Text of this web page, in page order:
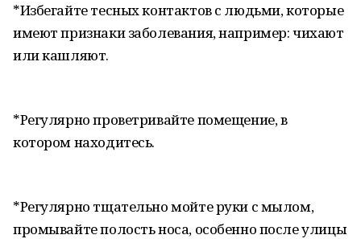
*Избегайте тесных контактов с людьми, которые
имеют признаки заболевания, например: чихают
или кашляют.
*Регулярно проветривайте помещение, в
котором находитесь.
*Регулярно тщательно мойте руки с мылом,
промывайте полость носа, особенно после улицы